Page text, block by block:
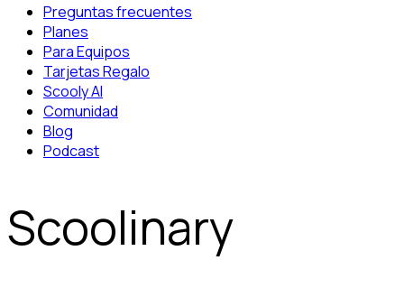
Preguntas frecuentes
Planes
Para Equipos
Tarjetas Regalo
Scooly AI
Comunidad
Blog
Podcast
Scoolinary